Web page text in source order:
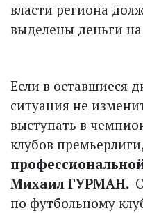
власти региона
выделены деньги
Если в оставшиеся
ситуация не
выступать в
клубов
Михаил ГУРМАН.
по футбольному